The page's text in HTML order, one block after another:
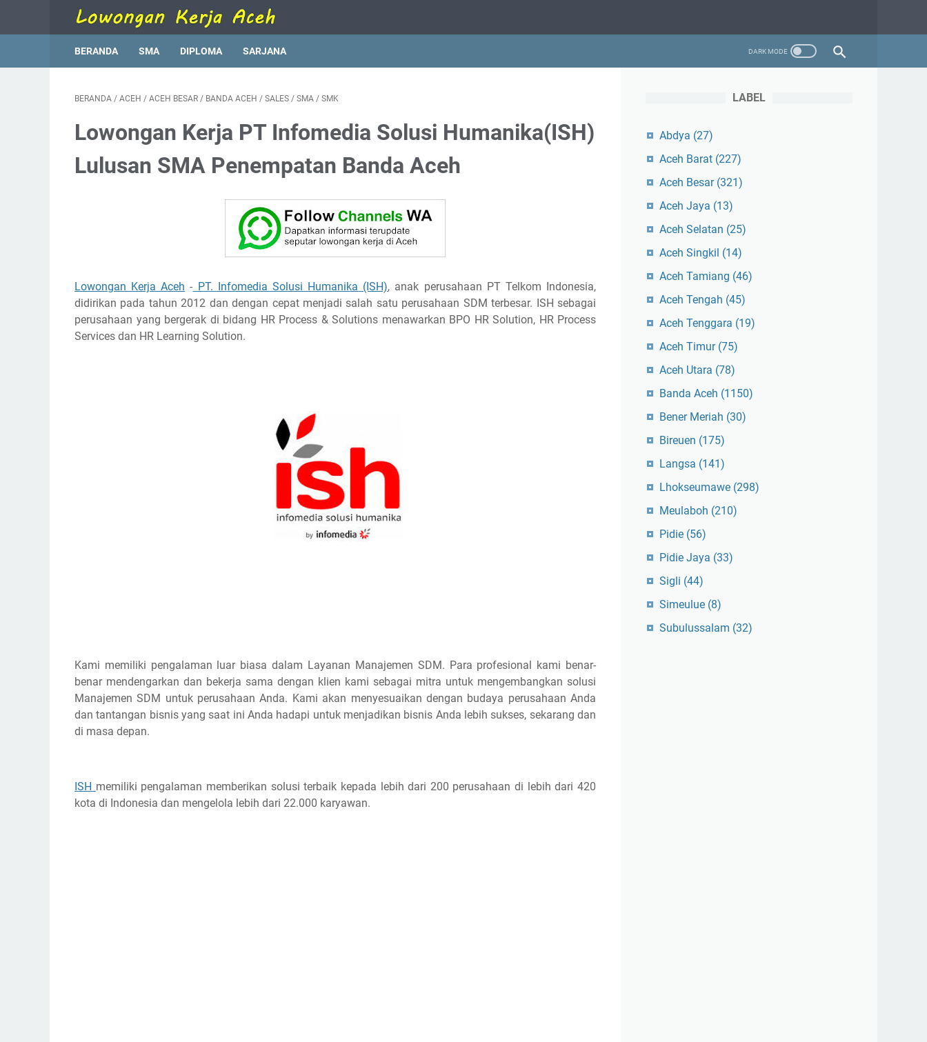
BERANDA SMA DIPLOMA SARJANA
BERANDA / ACEH / ACEH BESAR / BANDA ACEH / SALES / SMA / SMK
Lowongan Kerja PT Infomedia Solusi Humanika(ISH)
Lulusan SMA Penempatan Banda Aceh
Lowongan Kerja Aceh - PT. Infomedia Solusi Humanika (ISH), anak perusahaan PT Telkom Indonesia,
didirikan pada tahun 2012 dan dengan cepat menjadi salah satu perusahaan SDM terbesar. ISH sebagai
perusahaan yang bergerak di bidang HR Process & Solutions menawarkan BPO HR Solution, HR Process
Services dan HR Learning Solution.
Kami memiliki pengalaman luar biasa dalam Layanan Manajemen SDM. Para profesional kami benar-
benar mendengarkan dan bekerja sama dengan klien kami sebagai mitra untuk mengembangkan solusi
Manajemen SDM untuk perusahaan Anda. Kami akan menyesuaikan dengan budaya perusahaan Anda
dan tantangan bisnis yang saat ini Anda hadapi untuk menjadikan bisnis Anda lebih sukses, sekarang dan
di masa depan.
ISH memiliki pengalaman memberikan solusi terbaik kepada lebih dari 200 perusahaan di lebih dari 420
kota di Indonesia dan mengelola lebih dari 22.000 karyawan.
LABEL
Abdya (27)
Aceh Barat (227)
Aceh Besar (321)
Aceh Jaya (13)
Aceh Selatan (25)
Aceh Singkil (14)
Aceh Tamiang (46)
Aceh Tengah (45)
Aceh Tenggara (19)
Aceh Timur (75)
Aceh Utara (78)
Banda Aceh (1150)
Bener Meriah (30)
Bireuen (175)
Langsa (141)
Lhokseumawe (298)
Meulaboh (210)
Pidie (56)
Pidie Jaya (33)
Sigli (44)
Simeulue (8)
Subulussalam (32)